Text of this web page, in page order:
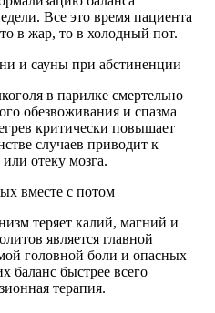
Все это время пациента
в жар, то в холодный пот.
и сауны при абстиненции
в парилке смертельно
обезвоживания и спазма
критически повышает
случаев приводит к
отеку мозга.
вместе с потом
теряет калий, магний и
является главной
головной боли и опасных
баланс быстрее всего
терапия.